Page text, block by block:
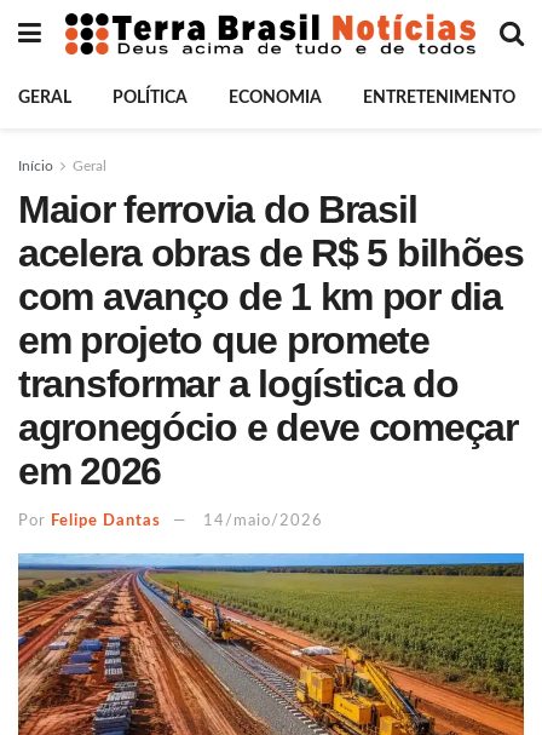
GERAL POLÍTICA ECONOMIA ENTRETENIMENTO
Início Geral
Maior ferrovia do Brasil
acelera obras de R$ 5 bilhões
com avanço de 1 km por dia
em projeto que promete
transformar a logística do
agronegócio e deve começar
em 2026
Por Felipe Dantas 14/maio/2026